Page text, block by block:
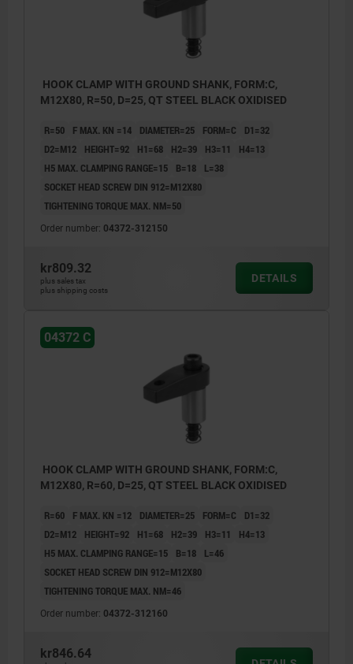
HOOK CLAMP WITH GROUND SHANK, FORM:C,
M12X80, R=50, D=25, QT STEEL BLACK OXIDISED
R=50 F MAX. KN =14 DIAMETER=25 FORM=C
D1=32
D2=M12
HEIGHT=92 H1=68 H2=39 H3=11
H4=13
H5 MAX. CLAMPING RANGE=15
B=18
L=38
SOCKET HEAD SCREW DIN 912=M12X80
TIGHTENING TORQUE MAX. NM=50
Order number: 04372-312150
kr809.32
plus sales tax
plus shipping costs
DETAILS
04372 C
HOOK CLAMP WITH GROUND SHANK, FORM:C,
M12X80, R=60, D=25, QT STEEL BLACK OXIDISED
R=60 F MAX. KN =12 DIAMETER=25 FORM=C
D1=32
D2=M12
HEIGHT=92 H1=68 H2=39 H3=11
H4=13
H5 MAX. CLAMPING RANGE=15
B=18
L=46
SOCKET HEAD SCREW DIN 912=M12X80
TIGHTENING TORQUE MAX. NM=46
Order number: 04372-312160
kr846.64